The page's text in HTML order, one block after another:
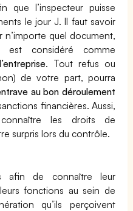
que l’inspecteur puisse
le jour J. Il faut savoir
quel document,
considéré comme
. Tout refus ou
de votre part, pourra
au bon déroulement
financières. Aussi,
les droits de
surpris lors du contrôle.
afin de connaître leur
fonctions au sein de
qu’ils perçoivent